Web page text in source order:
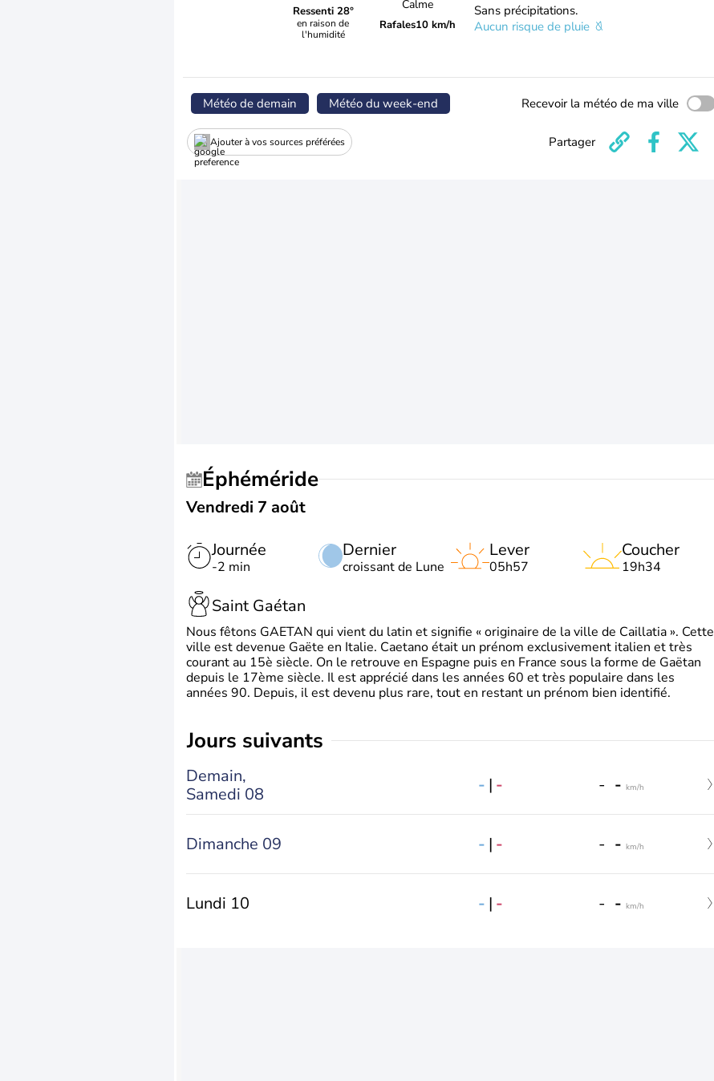
Ressenti 28°
en raison de
l'humidité
Calme
Rafales10 km/h
Sans précipitations.
Aucun risque de pluie
Météo de demain Météo du week-end Recevoir la météo de ma ville
Ajouter à vos sources préférées Partager
Éphéméride
Vendredi 7 août
Journée
-2 min
Dernier
croissant de Lune
Lever
05h57
Coucher
19h34
Saint Gaétan
Nous fêtons GAETAN qui vient du latin et signifie « originaire de la ville de Caillatia ». Cette
ville est devenue Gaëte en Italie. Caetano était un prénom exclusivement italien et très
courant au 15è siècle. On le retrouve en Espagne puis en France sous la forme de Gaëtan
depuis le 17ème siècle. Il est apprécié dans les années 60 et très populaire dans les
années 90. Depuis, il est devenu plus rare, tout en restant un prénom bien identifié.
jours suivants
Demain,
Samedi 08
- | - - - km/h
Dimanche 09 - | - - - km/h
Lundi 10 - | - - - km/h